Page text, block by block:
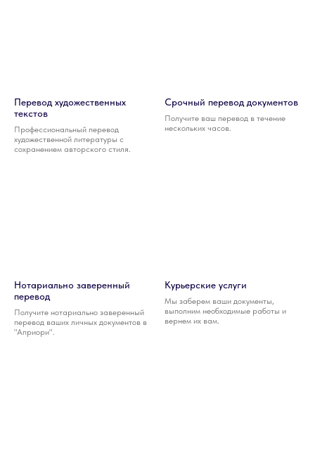
Перевод художественных
текстов
Профессиональный перевод
художественной литературы с
сохранением авторского стиля.
Срочный перевод документов
Получите ваш перевод в течение
нескольких часов.
Нотариально заверенный
перевод
Получите нотариально заверенный
перевод ваших личных документов в
"Априори".
Курьерские услуги
Мы заберем ваши документы,
выполним необходимые работы и
вернем их вам.